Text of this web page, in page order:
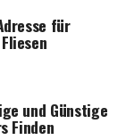
für
und Güns­ti­ge
Finden